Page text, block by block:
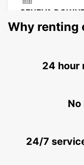
GENEVA
GENEVA -
GENEVA -
GENEVA
Why renting
24 hour
24/7